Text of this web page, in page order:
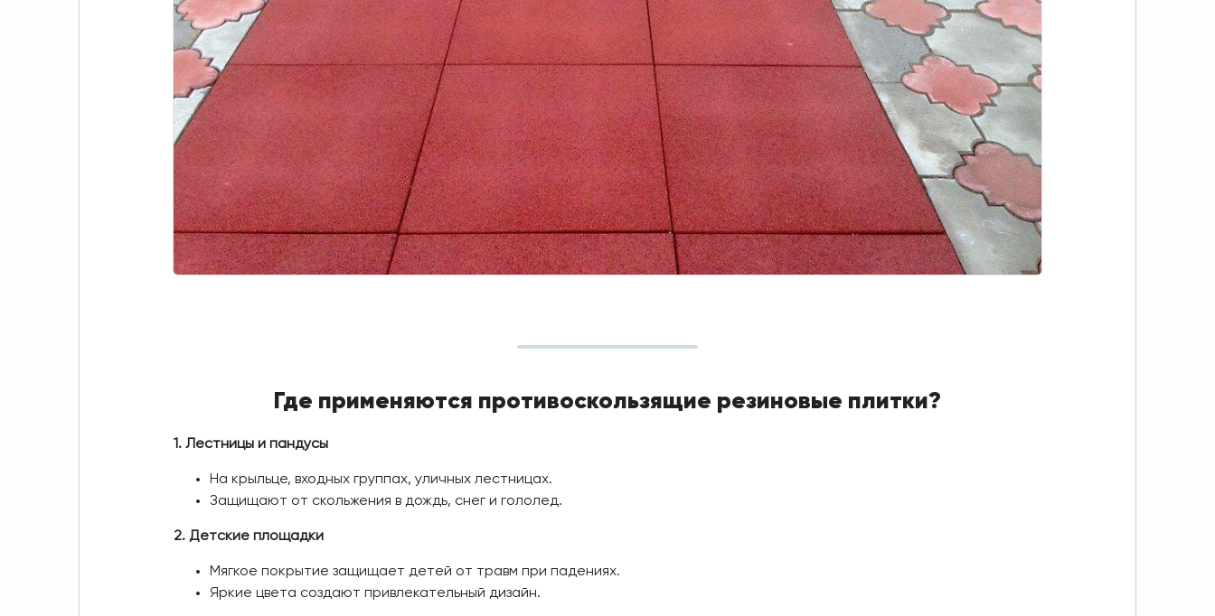
Где применяются противоскользящие резиновые плитки?
1. Лестницы и пандусы
На крыльце, входных группах, уличных лестницах.
Защищают от скольжения в дождь, снег и гололед.
2. Детские площадки
Мягкое покрытие защищает детей от травм при падениях.
Яркие цвета создают привлекательный дизайн.